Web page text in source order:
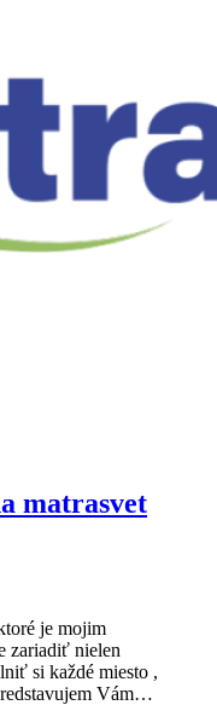
matrasvet
je mojim
zariadiť nielen
si každé miesto ,
Vám…